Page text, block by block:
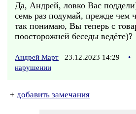
Да, Андрей, ловко Вас
семь раз подумай, прежде чем
так понимаю, Вы теперь с
поосторожней беседы ведёте)?
Андрей Март 23.12.2023 14:29 •
нарушении
+ добавить замечания